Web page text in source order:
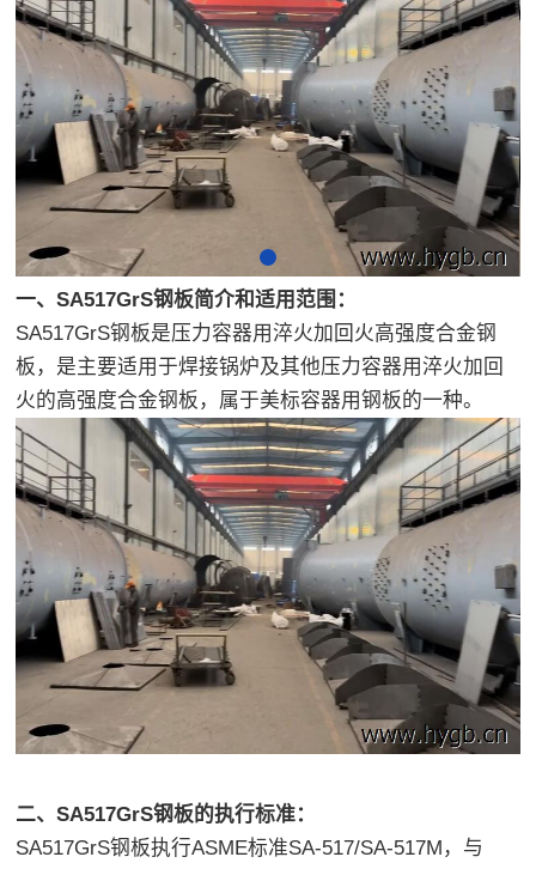
一、SA517GrS钢板简介和适用范围：
SA517GrS钢板是压力容器用淬火加回火高强度合金钢
板，是主要适用于焊接锅炉及其他压力容器用淬火加回
火的高强度合金钢板，属于美标容器用钢板的一种。
二、SA517GrS钢板的执行标准：
SA517GrS钢板执行ASME标准SA-517/SA-517M，与